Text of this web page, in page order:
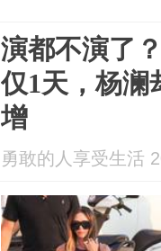
演都不演了
仅1天，杨澜
增
勇敢的人享受生活